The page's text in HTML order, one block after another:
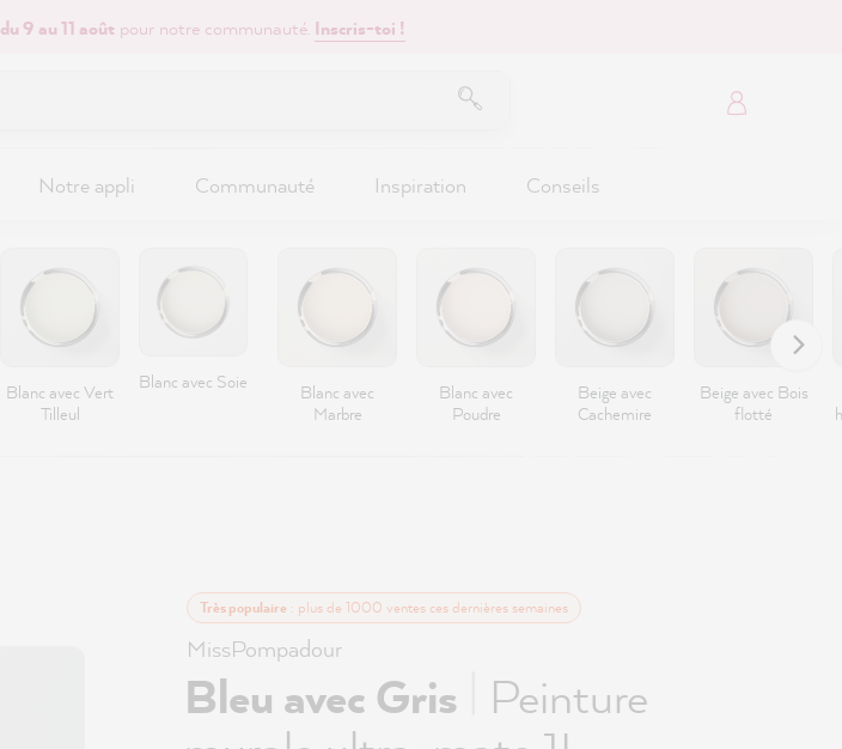
du 9 au 11 août pour notre communauté. Inscris-toi !
Notre appli Communauté Inspiration Conseils
Blanc avec Vert
Tilleul
Blanc avec Soie
Blanc avec
Marbre
Blanc avec
Poudre
Beige avec
Cachemire
Beige avec Bois
flotté
Très populaire: plus de 1000 ventes ces dernières semaines
MissPompadour
Bleu avec Gris Peinture